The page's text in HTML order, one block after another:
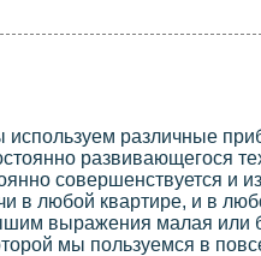
различные
развивающегося
совершенствуется и
в любой квартире, и в
выражения малая или
мы пользуемся в